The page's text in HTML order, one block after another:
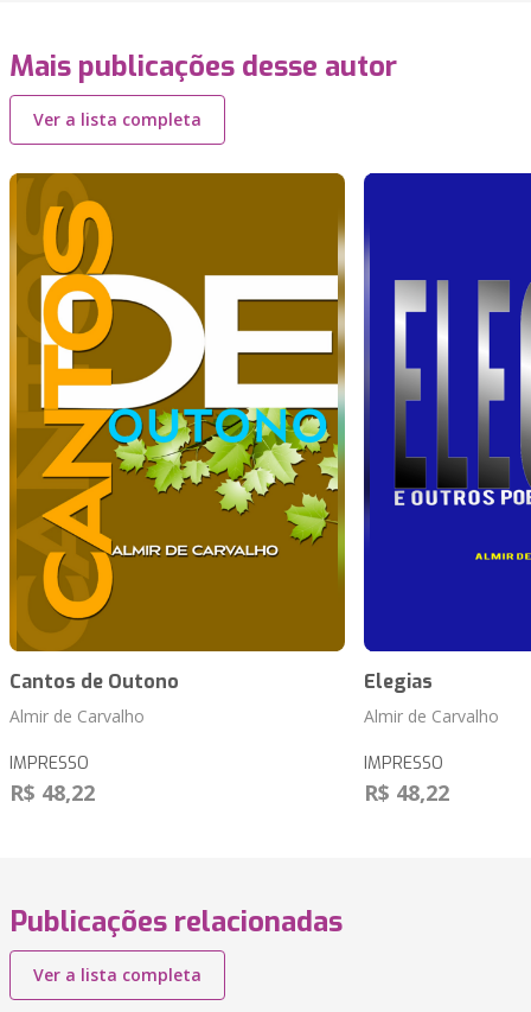
Mais publicações desse autor
Ver a lista completa
Cantos de Outono
Almir de Carvalho
IMPRESSO
R$ 48,22
Elegias
Almir de Carvalho
IMPRESSO
R$ 48,22
Publicações relacionadas
Ver a lista completa